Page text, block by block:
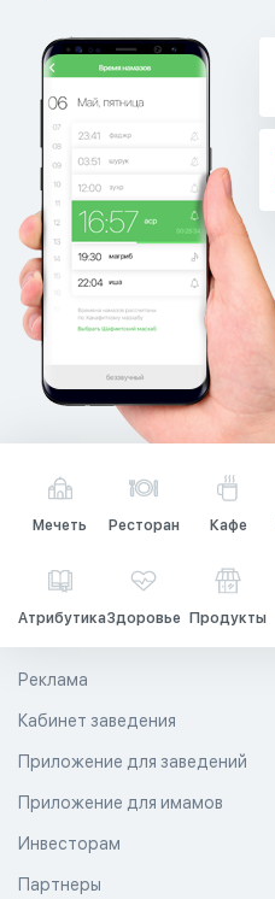
Мечеть Ресторан Кафе
АтрибутикаЗдоровье Продукты
Реклама
Кабинет заведения
Приложение для заведений
Приложение для имамов
Инвесторам
Партнеры